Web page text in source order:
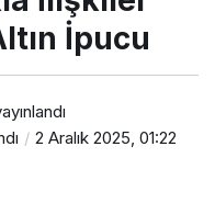
kla
İpucu
2 Aralık 2025, 01:22